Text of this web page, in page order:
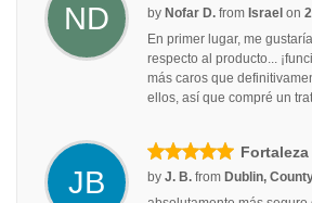
ND by Nofar D. from Israel on
En primer lugar, me
respecto al producto...
más caros que
ellos, así que compré un
JB
Fortaleza
by J. B. from Dublin,